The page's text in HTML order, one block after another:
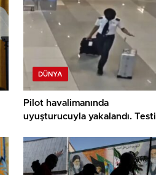
DÜNYA
Pilot havalimanında
uyuşturucuyla yakalandı. Testi